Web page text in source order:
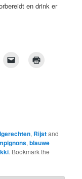
en drink er
, Rijstand
,blauwe
. Bookmark the